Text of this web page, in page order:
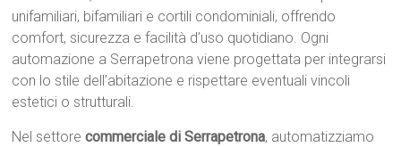
unifamiliari, bifamiliari e cortili condominiali, offrendo
comfort, sicurezza e facilità d’uso quotidiano. Ogni
automazione a Serrapetrona viene progettata per integrarsi
con lo stile dell’abitazione e rispettare eventuali vincoli
estetici o strutturali.
Nel settorecommerciale di Serrapetrona, automatizziamo